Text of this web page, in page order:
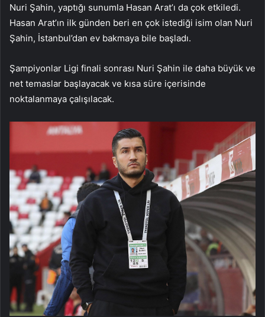
Nuri Şahin, yaptığı sunumla Hasan Arat’ı da çok etkiledi.
Hasan Arat’ın ilk günden beri en çok istediği isim olan Nuri
Şahin, İstanbul’dan ev bakmaya bile başladı.
Şampiyonlar Ligi finali sonrası Nuri Şahin ile daha büyük ve
net temaslar başlayacak ve kısa süre içerisinde
noktalanmaya çalışılacak.